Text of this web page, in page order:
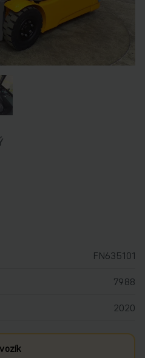
FN635101
7988
2020